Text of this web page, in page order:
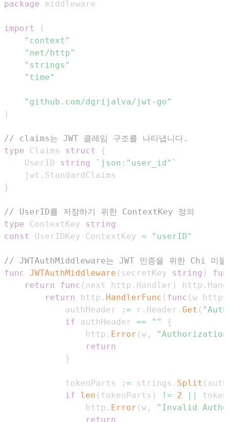
package
import
(
"context"
"net/http"
"strings"
"time"
"github.com/dgrijalva/jwt-go"
)
// claims는 JWT 클레임 구조를 나타냅니다.
type Claims struct
{
    UserID
string
`json:"user_id"`
    jwt
.
}
// UserID를 저장하기 위한 ContextKey 정의
type ContextKey string
const
UserIDKey ContextKey = "userID"
// JWTAuthMiddleware는 JWT 인증을 위한 Chi 미들
func JWTAuthMiddleware ( secretKey string )
return
func ( next http . Handler ) http .
return
http . HandlerFunc ( func (w http
            authHeader
:= r . Header . Get (
if authHeader == ""
{
                http
. Error (w ,
return
}
            tokenParts
:= strings . Split (
if
len ( tokenParts ) != 2 ||
                http
. Error (w ,
"Invalid
return